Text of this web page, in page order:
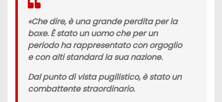
«Che dire, è una grande perdita per la
boxe. È stato un uomo che per un
periodo ha rappresentato con orgoglio
e con alti standard la sua nazione.
Dal punto di vista pugilistico, è stato un
combattente straordinario.